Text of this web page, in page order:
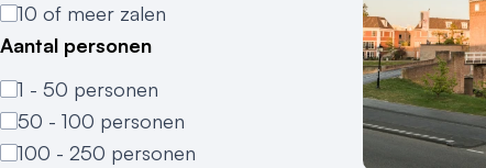
10 of meer zalen
Aantal personen
1 - 50 personen
50 - 100 personen
100 - 250 personen